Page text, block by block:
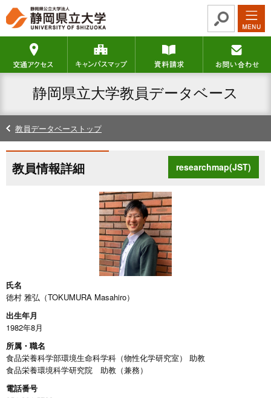
ロ
ー
ナ
ー
シ
文
へ
ー
カ
ビ
シ
ョ
ッ
タ
交通アクセス キャンパスマップ 資料請求
静岡県立大学教員データベース
教員データベーストップ
researchmap(JST)
教員情報詳細
氏名
徳村 雅弘（TOKUMURA Masahiro）
出生年月
1982年8月
所属・職名
食品栄養科学部環境生命科学科（物性化学研究室） 助教
食品栄養環境科学研究院 助教（兼務）
電話番号